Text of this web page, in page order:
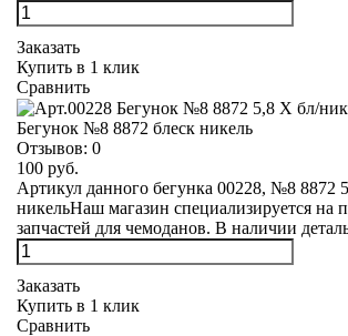
Заказать
Купить в 1 клик
Сравнить
Бегунок №8 8872 блеск никель
Отзывов: 0
100 руб.
Артикул данного бегунка 00228, №8 8872
никельНаш магазин специализируется на
запчастей для чемоданов. В наличии
Заказать
Купить в 1 клик
Сравнить